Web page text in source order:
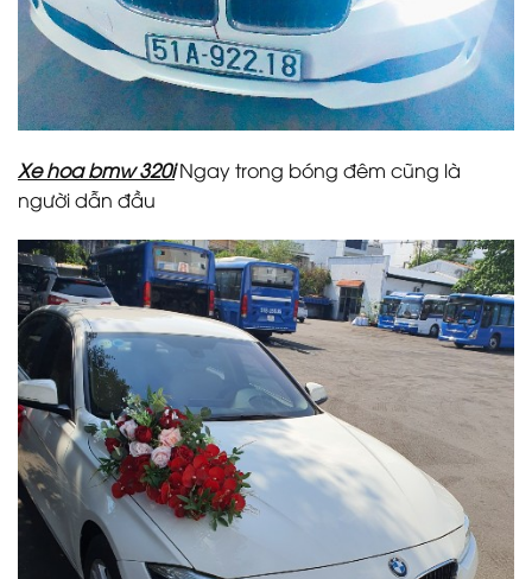
Xe hoa bmw 320iNgay trong bóng đêm cũng là
người dẫn đầu